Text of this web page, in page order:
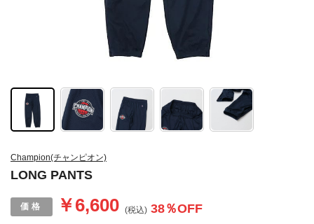
Champion(チャンピオン)
LONG PANTS
￥6,600 (税込) 38％OFF